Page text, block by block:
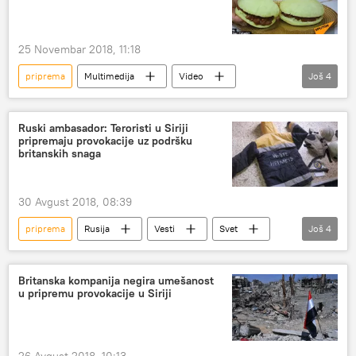
25 Novembar 2018, 11:18
priprema Multimedija
Video
Srbija
kuhinja
kolumbijske lepinje
Kuvajte sa Sputnjikom
Društvo
Još 4
Ruski ambasador: Teroristi u Siriji
pripremaju provokacije uz podršku
britanskih snaga
30 Avgust 2018, 08:39
priprema Rusija Vesti
Svet
Sirija
Anatolij Antonov
Stejt department
teroristički napad
Još 4
Britanska kompanija negira umešanost
u pripremu provokacije u Siriji